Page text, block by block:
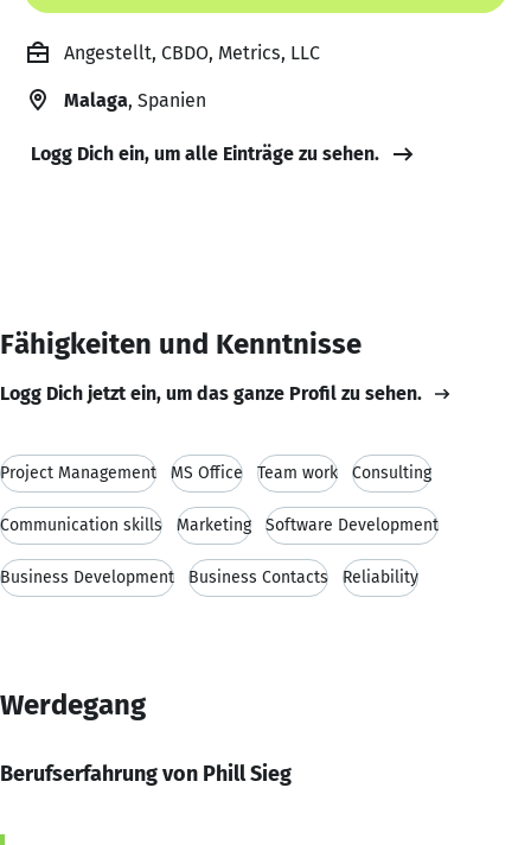
Angestellt, CBDO, Metrics, LLC
Malaga, Spanien
Logg Dich ein, um alle Einträge zu sehen.
Fähigkeiten und Kenntnisse
Logg Dich jetzt ein, um das ganze Profil zu sehen.
Project Management MS Office Team work Consulting
Communication skills Marketing Software Development
Business Development Business Contacts Reliability
Werdegang
Berufserfahrung von Phill Sieg